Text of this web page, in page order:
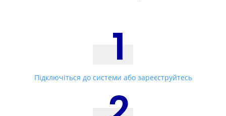
Підключіться до системи або зареєструйтесь